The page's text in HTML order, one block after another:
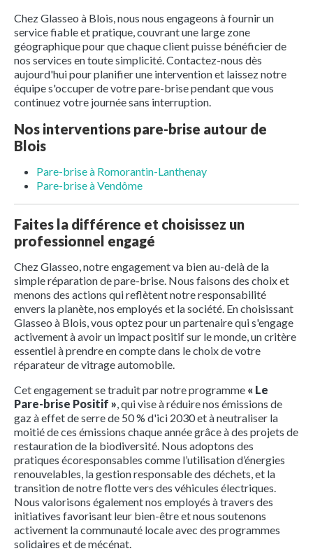
Chez Glasseo à Blois, nous nous engageons à fournir un
service fiable et pratique, couvrant une large zone
géographique pour que chaque client puisse bénéficier de
nos services en toute simplicité. Contactez-nous dès
aujourd'hui pour planifier une intervention et laissez notre
équipe s'occuper de votre pare-brise pendant que vous
continuez votre journée sans interruption.
Nos interventions pare-brise autour de
Blois
Pare-brise à Romorantin-Lanthenay
Pare-brise à Vendôme
Faites la différence et choisissez un
professionnel engagé
Chez Glasseo, notre engagement va bien au-delà de la
simple réparation de pare-brise. Nous faisons des choix et
menons des actions qui reflètent notre responsabilité
envers la planète, nos employés et la société. En choisissant
Glasseo à Blois, vous optez pour un partenaire qui s'engage
activement à avoir un impact positif sur le monde, un critère
essentiel à prendre en compte dans le choix de votre
réparateur de vitrage automobile.
Cet engagement se traduit par notre programme « Le
Pare-brise Positif », qui vise à réduire nos émissions de
gaz à effet de serre de 50 % d'ici 2030 et à neutraliser la
moitié de ces émissions chaque année grâce à des projets de
restauration de la biodiversité. Nous adoptons des
pratiques écoresponsables comme l’utilisation d’énergies
renouvelables, la gestion responsable des déchets, et la
transition de notre flotte vers des véhicules électriques.
Nous valorisons également nos employés à travers des
initiatives favorisant leur bien-être et nous soutenons
activement la communauté locale avec des programmes
solidaires et de mécénat.